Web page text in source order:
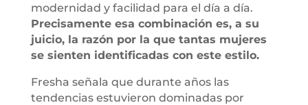
modernidad y facilidad para el día a día.
Precisamente esa combinación es, a su
juicio, la razón por la que tantas mujeres
se sienten identificadas con este estilo.
Fresha señala que durante años las
tendencias estuvieron dominadas por